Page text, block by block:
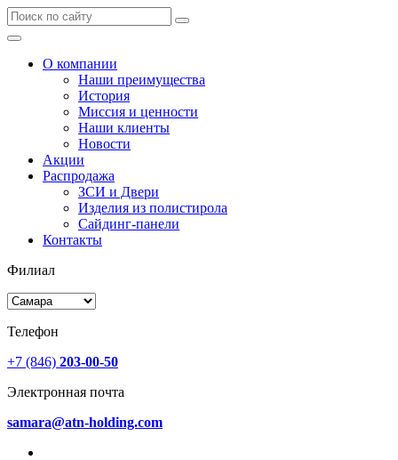
О компании
Наши преимущества
История
Миссия и ценности
Наши клиенты
Новости
Акции
Распродажа
ЗСИ и Двери
Изделия из полистирола
Сайдинг-панели
Контакты
Филиал
Телефон
+7 (846) 203-00-50
Электронная почта
samara@atn-holding.com